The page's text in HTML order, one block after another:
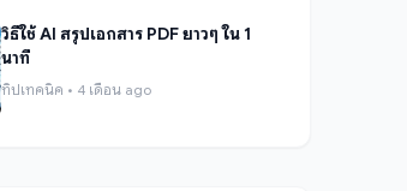
วิธีใช้ AI สรุปเอกสาร PDF ยาวๆ ใน 1
นาที
ทิปเทคนิค • 4 เดือน ago